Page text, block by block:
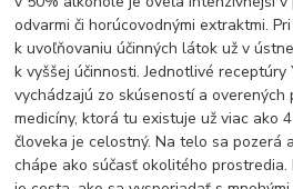
odvarmi či horúcovodnými extraktmi.
k uvoľňovaniu účinných látok už v
k vyššej účinnosti. Jednotlivé
vychádzajú zo skúseností a overených
medicíny, ktorá tu existuje už viac ako
človeka je celostný. Na telo sa pozerá
chápe ako súčasť okolitého prostredia.